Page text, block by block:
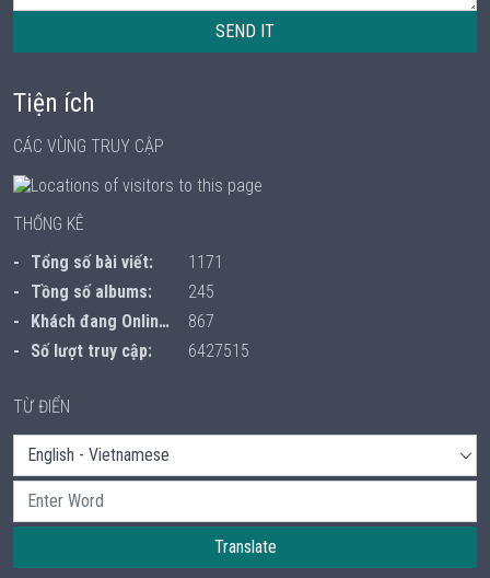
SEND IT
Tiện ích
CÁC VÙNG TRUY CẬP
THỐNG KÊ
Tổng số bài viết:
1171
Tồng số albums:
245
Khách đang Online:
867
Số lượt truy cập:
6427515
TỪ ĐIỂN
Translate